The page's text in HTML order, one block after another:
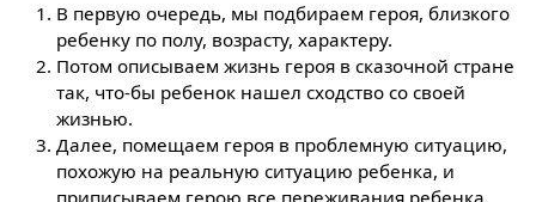
В первую очередь, мы подбираем героя, близкого
ребенку по полу, возрасту, характеру.
Потом описываем жизнь героя в сказочной стране
так, что-бы ребенок нашел сходство со своей
жизнью.
Далее, помещаем героя в проблемную ситуацию,
похожую на реальную ситуацию ребенка, и